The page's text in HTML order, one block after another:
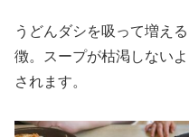
うどんダシを吸って増え
徴。スープが枯渇しない
されます。